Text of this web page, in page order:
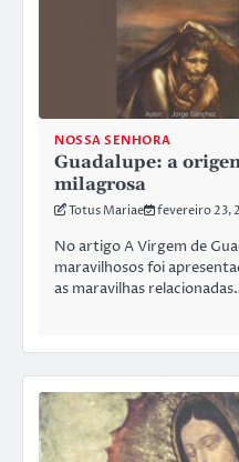
NOSSA SENHORA
Guadalupe: a
milagrosa
Totus Mariae fevereiro 23,
No artigo A Virgem de
maravilhosos foi
as maravilhas